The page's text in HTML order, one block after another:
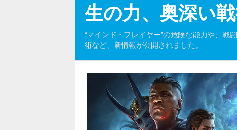
生の力、奥深い
“マインド・フレイヤー”の危険な能力や、戦
術など、新情報が公開されました。